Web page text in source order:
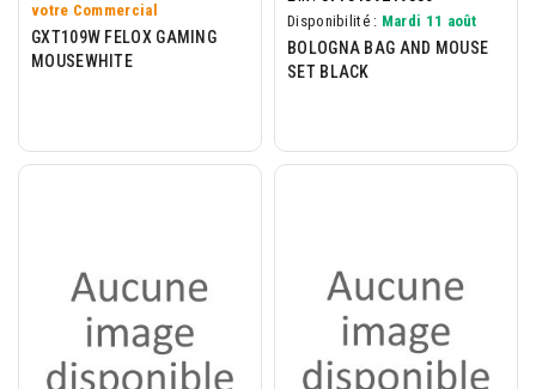
votre Commercial
GXT109W FELOX GAMING
MOUSEWHITE
Disponibilité : Mardi 11 août
BOLOGNA BAG AND MOUSE
SET BLACK